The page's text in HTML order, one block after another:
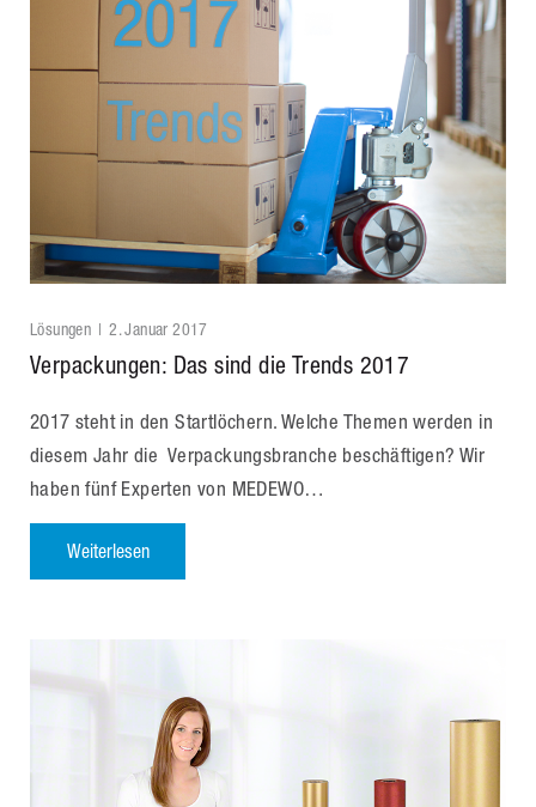
Verpackungen: Das sind die Trends 2017
Lösungen 2. Januar 2017
2017 steht in den Startlöchern. Welche Themen werden in
diesem Jahr die Verpackungsbranche beschäftigen? Wir
haben fünf Experten von MEDEWO…
Weiterlesen